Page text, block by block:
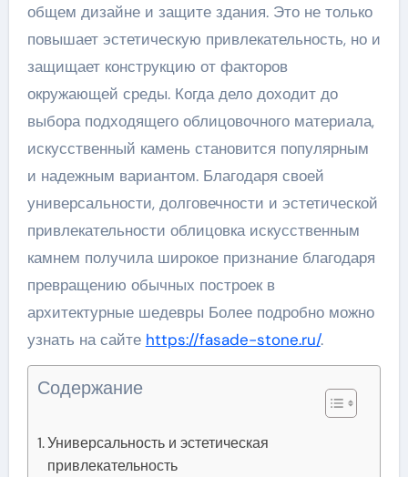
общем дизайне и защите здания. Это не только
повышает эстетическую привлекательность, но и
защищает конструкцию от факторов
окружающей среды. Когда дело доходит до
выбора подходящего облицовочного материала,
искусственный камень становится популярным
и надежным вариантом. Благодаря своей
универсальности, долговечности и эстетической
привлекательности облицовка искусственным
камнем получила широкое признание благодаря
превращению обычных построек в
архитектурные шедевры Более подробно можно
узнать на сайте https://fasade-stone.ru/.
Содержание
Универсальность и эстетическая
привлекательность